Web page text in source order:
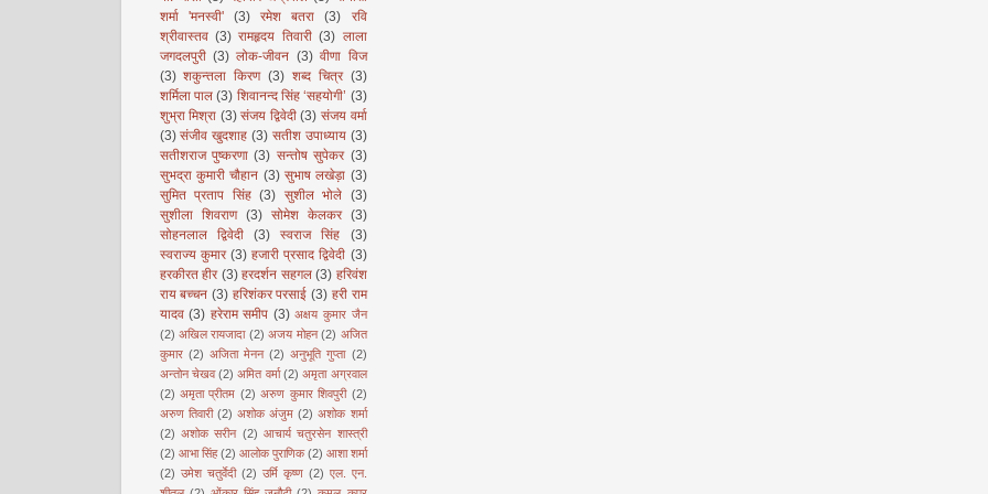
शर्मा 'मनस्वी'
(3) रमेश बतरा (3)
रवि
श्रीवास्तव (3) रामहृदय तिवारी (3) लाला
जगदलपुरी (3) लोक-जीवन (3) वीणा विज
(3) शकुन्तला किरण (3) शब्द चित्र (3)
शर्मिला पाल (3) शिवानन्द सिंह ‘सहयोगी’ (3)
शुभ्रा मिश्रा (3) संजय द्विवेदी (3) संजय वर्मा
(3) संजीव खुदशाह (3) सतीश उपाध्याय (3)
सतीशराज पुष्करणा (3) सन्तोष सुपेकर (3)
सुभद्रा कुमारी चौहान (3) सुभाष लखेड़ा (3)
सुमित प्रताप सिंह (3) सुशील भोले (3)
सुशीला शिवराण
(3) सोमेश केलकर
(3)
सोहनलाल द्विवेदी
(3) स्वराज सिंह
(3)
स्वराज्य कुमार (3) हजारी प्रसाद द्विवेदी (3)
हरकीरत हीर (3) हरदर्शन सहगल (3) हरिवंश
राय बच्चन (3) हरिशंकर परसाई (3) हरी राम
यादव (3) हरेराम समीप (3) अक्षय कुमार जैन
(2) अखिल रायजादा (2) अजय मोहन (2) अजित
कुमार (2) अजिता मेनन (2) अनुभूति गुप्ता (2)
अन्तोन चेखव (2) अमित वर्मा (2) अमृता अग्रवाल
(2) अमृता प्रीतम (2) अरुण कुमार शिवपुरी (2)
अरुण तिवारी (2) अशोक अंजुम (2) अशोक शर्मा
(2) अशोक सरीन (2) आचार्य चतुरसेन शास्त्री
(2) आभा सिंह (2) आलोक पुराणिक (2) आशा शर्मा
(2) उमेश चतुर्वेदी (2) उर्मि कृष्ण (2) एल. एन.